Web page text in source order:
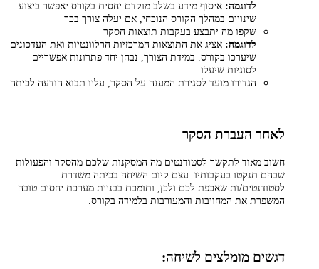
לדוגמה: איסוף מידע בשלב מוקדם יחסית בקורס יאפשר ביצוע
שינויים במהלך הקורס הנוכחי, אם יעלה צורך בכך
שקפו מה יתבצע בעקבות תוצאות הסקר
לדוגמה: אציג את התוצאות המרכזיות הרלוונטיות ואת העדכונים
שיערכו בקורס. במידת הצורך, נבחן יחד פתרונות אפשריים
לסוגיות שיעלו
הגדירו מועד לסגירת המענה על הסקר, עליו תבוא הודעה לכיתה
לאחר העברת הסקר
חשוב מאוד לתקשר לסטודנטים מה המסקנות שלכם מהסקר והפעולות
שבהם תנקטו בעקבותיו. עצם קיום השיחה בכיתה משדרת
לסטודנטים/ות שאכפת לכם ולכן, ותומכת בבניית מערכת יחסים טובה
המשפרת את המחויבות והמעורבות בלמידה בקורס.
דגשים מומלצים לשיחה: